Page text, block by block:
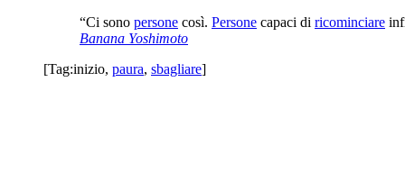
“Ci sono persone così. Persone capaci di ricominciare
Banana Yoshimoto
[Tag:inizio, paura, sbagliare]